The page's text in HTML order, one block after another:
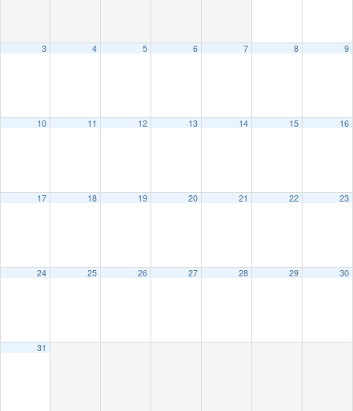
3 4 5 6 7 8 9
10 11 12 13 14 15 16
17 18 19 20 21 22 23
24 25 26 27 28 29 30
31